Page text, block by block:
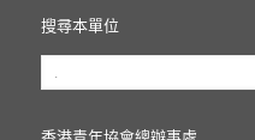
搜尋本單位